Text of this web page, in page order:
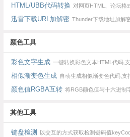
HTML/UBB代码转换 对网页HTML、论坛格
迅雷下载URL加解密 Thunder下载地址加解
颜色工具
彩色文字生成 一键转换彩色文本HTML代码,支持按字符和单词进
相似渐变色生成 自动生成相似渐变色代码,支
颜色值RGBA互转 将RGB颜色值与十六进制
其他工具
键盘检测 以交互的方式获取检测键码值